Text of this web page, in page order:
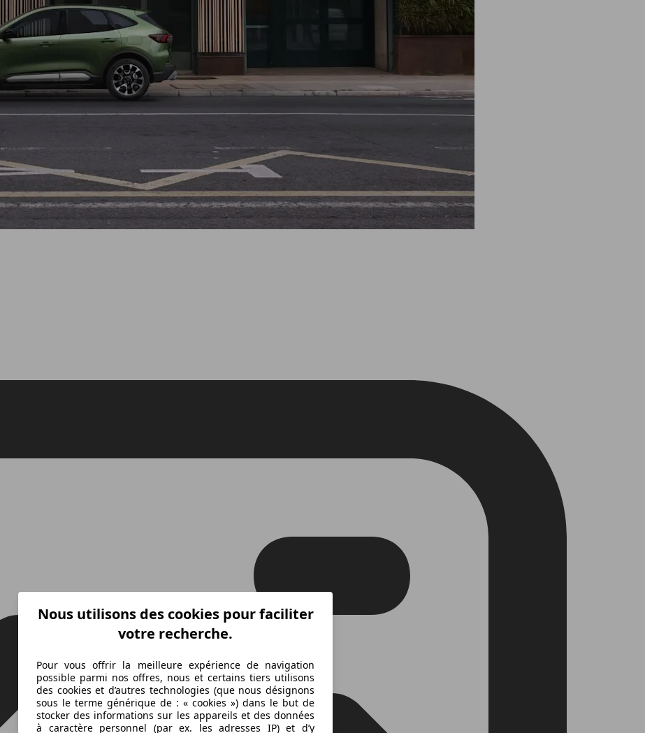
Nous utilisons des cookies pour faciliter
votre recherche.
Pour vous offrir la meilleure expérience de navigation
possible parmi nos offres, nous et certains tiers utilisons
des cookies et d’autres technologies (que nous désignons
sous le terme générique de : « cookies ») dans le but de
stocker des informations sur les appareils et des données
à caractère personnel (par ex. les adresses IP) et d’y